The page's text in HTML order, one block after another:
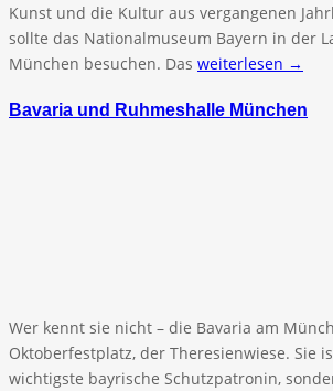
Kunst und die Kultur aus vergangenen
sollte das Nationalmuseum Bayern in der
München besuchen. Das weiterlesen →
Bavaria und Ruhmeshalle München
Wer kennt sie nicht – die Bavaria am
Oktoberfestplatz, der Theresienwiese. Sie
wichtigste bayrische Schutzpatronin,